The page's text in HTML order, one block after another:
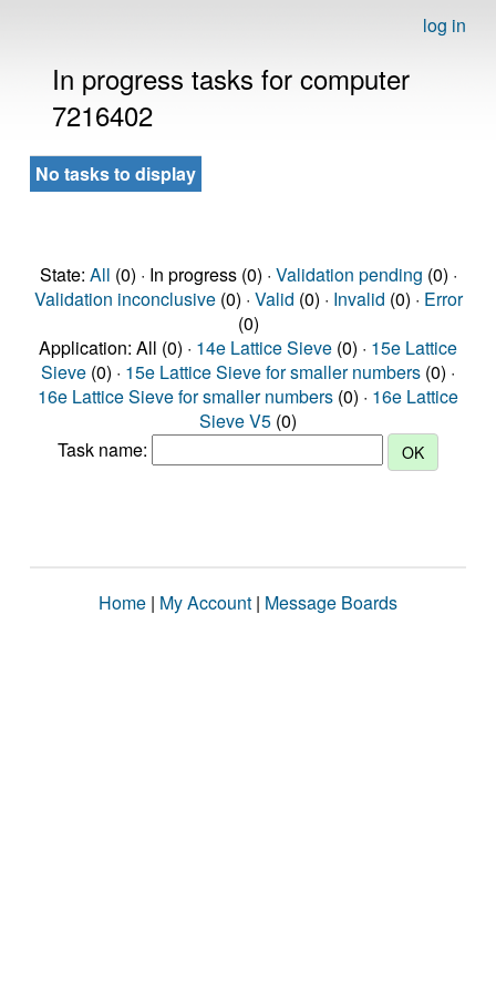
log in
In progress tasks for computer
7216402
No tasks to display
State: All (0) · In progress (0) · Validation pending (0) ·
Validation inconclusive(0) · Valid (0) · Invalid (0) · Error
(0)
Application: All (0) · 14e Lattice Sieve (0) · 15e Lattice
Sieve (0) · 15e Lattice Sieve for smaller numbers (0) ·
16e Lattice Sieve for smaller numbers (0) · 16e Lattice
Sieve V5 (0)
Task name:
Home | My Account | Message Boards